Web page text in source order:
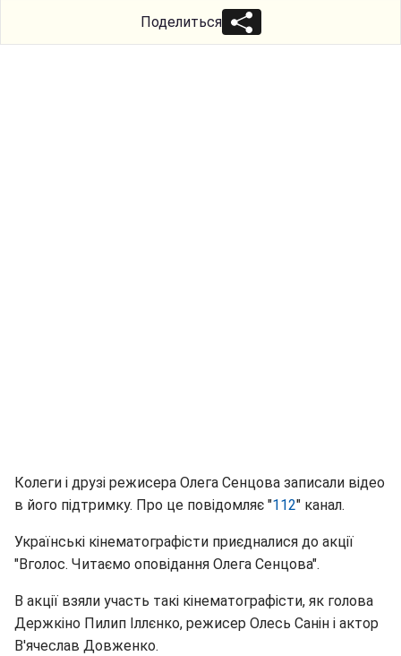
Поделиться
Колеги і друзі режисера Олега Сенцова записали відео
в його підтримку. Про це повідомляє "112" канал.
Українські кінематографісти приєдналися до акції
"Вголос. Читаємо оповідання Олега Сенцова".
В акції взяли участь такі кінематографісти, як голова
Держкіно Пилип Іллєнко, режисер Олесь Санін і актор
В'ячеслав Довженко.